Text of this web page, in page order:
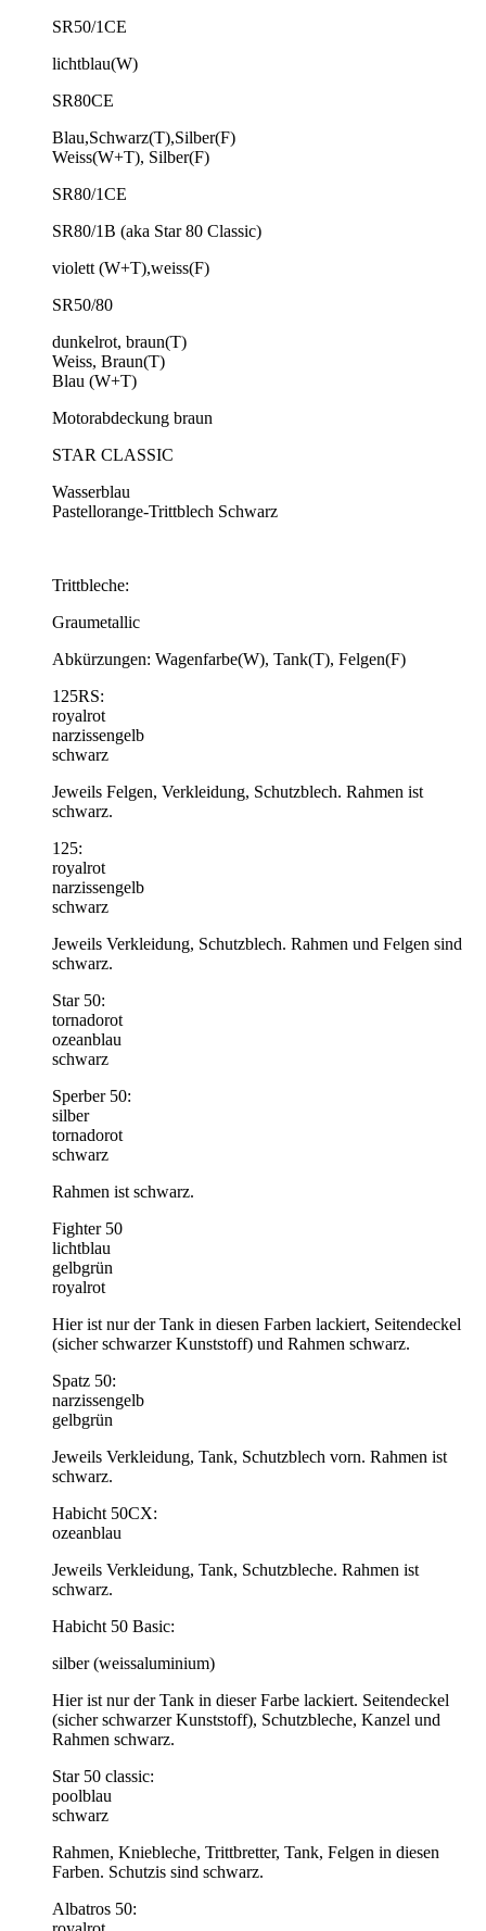
SR50/1CE
lichtblau(W)
SR80CE
Blau,Schwarz(T),Silber(F)
Weiss(W+T), Silber(F)
SR80/1CE
SR80/1B (aka Star 80 Classic)
violett (W+T),weiss(F)
SR50/80
dunkelrot, braun(T)
Weiss, Braun(T)
Blau (W+T)
Motorabdeckung braun
STAR CLASSIC
Wasserblau
Pastellorange-Trittblech Schwarz
Trittbleche:
Graumetallic
Abkürzungen: Wagenfarbe(W), Tank(T), Felgen(F)
125RS:
royalrot
narzissengelb
schwarz
Jeweils Felgen, Verkleidung, Schutzblech. Rahmen ist
schwarz.
125:
royalrot
narzissengelb
schwarz
Jeweils Verkleidung, Schutzblech. Rahmen und Felgen sind
schwarz.
Star 50:
tornadorot
ozeanblau
schwarz
Sperber 50:
silber
tornadorot
schwarz
Rahmen ist schwarz.
Fighter 50
lichtblau
gelbgrün
royalrot
Hier ist nur der Tank in diesen Farben lackiert, Seitendeckel
(sicher schwarzer Kunststoff) und Rahmen schwarz.
Spatz 50:
narzissengelb
gelbgrün
Jeweils Verkleidung, Tank, Schutzblech vorn. Rahmen ist
schwarz.
Habicht 50CX:
ozeanblau
Jeweils Verkleidung, Tank, Schutzbleche. Rahmen ist
schwarz.
Habicht 50 Basic:
silber (weissaluminium)
Hier ist nur der Tank in dieser Farbe lackiert. Seitendeckel
(sicher schwarzer Kunststoff), Schutzbleche, Kanzel und
Rahmen schwarz.
Star 50 classic:
poolblau
schwarz
Rahmen, Kniebleche, Trittbretter, Tank, Felgen in diesen
Farben. Schutzis sind schwarz.
Albatros 50: